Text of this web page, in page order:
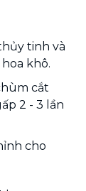
tinh và
khô.
cắt
2 - 3 lần
cho